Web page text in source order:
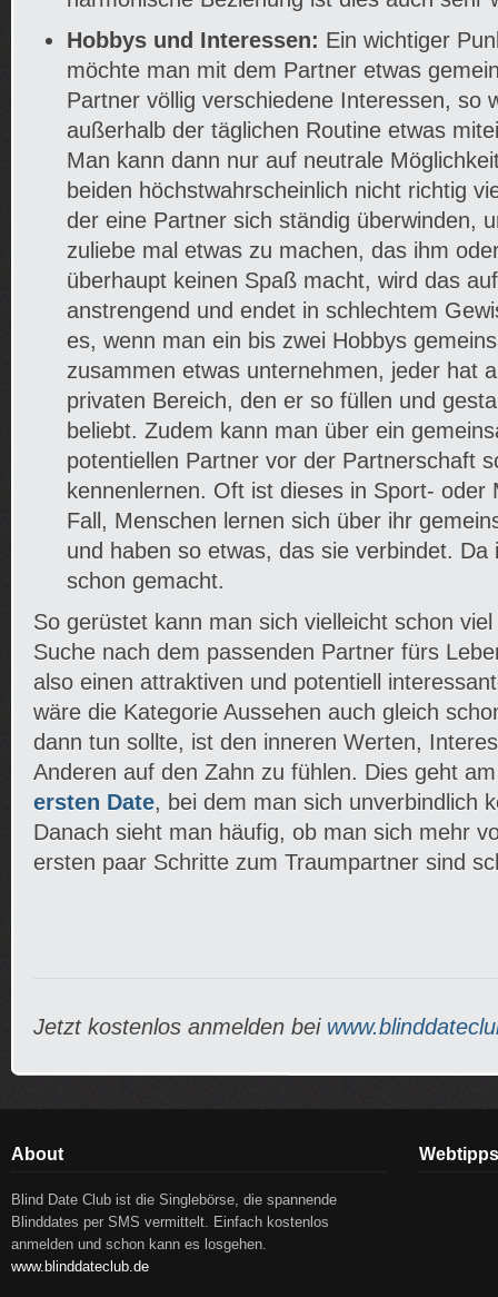
Hobbys und Interessen: Ein wichtiger
möchte man mit dem Partner etwas
Partner völlig verschiedene Interessen, so
außerhalb der täglichen Routine etwas
Man kann dann nur auf neutrale
beiden höchstwahrscheinlich nicht richtig
der eine Partner sich ständig überwinden,
zuliebe mal etwas zu machen, das ihm
überhaupt keinen Spaß macht, wird das
anstrengend und endet in schlechtem
es, wenn man ein bis zwei Hobbys
zusammen etwas unternehmen, jeder hat
privaten Bereich, den er so füllen und
beliebt. Zudem kann man über ein
potentiellen Partner vor der Partnerschaft
kennenlernen. Oft ist dieses in Sport- oder
Fall, Menschen lernen sich über ihr
und haben so etwas, das sie verbindet. Da
schon gemacht.
So gerüstet kann man sich vielleicht schon
Suche nach dem passenden Partner fürs
also einen attraktiven und potentiell
wäre die Kategorie Aussehen auch gleich
dann tun sollte, ist den inneren Werten,
Anderen auf den Zahn zu fühlen. Dies geht
ersten Date, bei dem man sich unverbindlich
Danach sieht man häufig, ob man sich mehr
ersten paar Schritte zum Traumpartner sind
Jetzt kostenlos anmelden bei
About
Blind Date Club ist die Singlebörse, die spannende
Blinddates per SMS vermittelt. Einfach kostenlos
anmelden und schon kann es losgehen.
www.blinddateclub.de
Webtipps